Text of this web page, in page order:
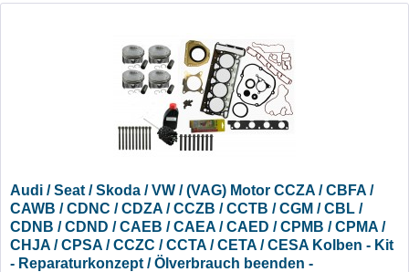
Audi / Seat / Skoda / VW / (VAG) Motor CCZA / CBFA /
CAWB / CDNC / CDZA / CCZB / CCTB / CGM / CBL /
CDNB / CDND / CAEB / CAEA / CAED / CPMB / CPMA /
CHJA / CPSA / CCZC / CCTA / CETA / CESA Kolben - Kit
- Reparaturkonzept / Ölverbrauch beenden -